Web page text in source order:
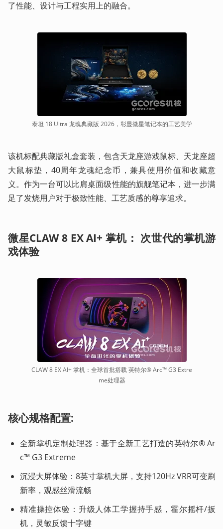
了性能、设计与工程实用上的融合。
泰坦 18 Ultra 龙魂典藏版 2026，彰显微星笔记本的工艺美学
该机标配典藏版礼盒套装，包含天龙座游戏鼠标、天龙座超
大鼠标垫，40周年龙魂纪念币，兼具使用价值和收藏意
义。作为一台可以比肩桌面级性能的旗舰笔记本，进一步满
足了发烧用户对于极致性能、工艺质感的尊享追求。
微星CLAW 8 EX AI+ 掌机： 次世代的掌机游
戏体验
CLAW 8 EX AI+ 掌机：全球首批搭载 英特尔® Arc™ G3 Extre
me处理器
核心规格配置:
全新掌机定制处理器：基于全新工艺打造的英特尔® Ar
c™ G3 Extreme
沉浸大屏体验：8英寸掌机大屏，支持120Hz VRR可变刷
新率，观感丝滑流畅
精准操控体验：升级人体工学握持手感，霍尔摇杆/扳
机，灵敏反馈十字键